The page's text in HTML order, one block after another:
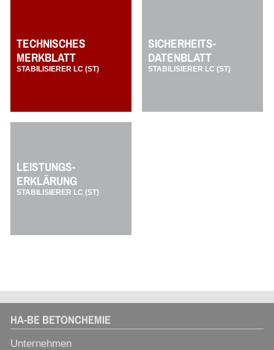
TECHNISCHES
MERKBLATT
STABILISIERER LC (ST)
SICHERHEITS-
DATENBLATT
STABILISIERER LC (ST)
LEISTUNGS-
ERKLÄRUNG
STABILISIERER LC (ST)
HA-BE BETONCHEMIE
Unternehmen